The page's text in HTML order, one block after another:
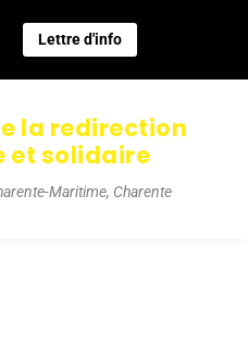
Lettre d'info
la redirection
et solidaire
Maritime, Charente
Lettre d'info